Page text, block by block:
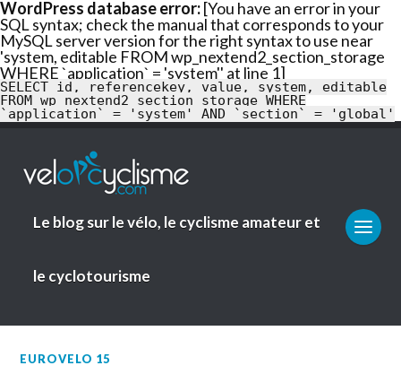
WordPress database error:[You have an error in your
SQL syntax; check the manual that corresponds to your
MySQL server version for the right syntax to use near
'system, editable FROM wp_nextend2_section_storage
WHERE `application` = 'system'' at line 1]
SELECT id, referencekey, value, system, editable
FROM wp_nextend2_section_storage WHERE
`application` = 'system' AND `section` = 'global'
Le blog sur le vélo, le cyclisme amateur et
le cyclotourisme
EUROVELO 15
En savoir
plus Ok